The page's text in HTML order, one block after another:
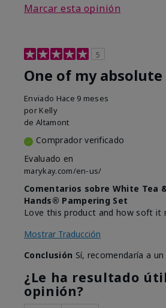
Marcar esta opinión
5
One of my
Enviado Hace 9 meses
por Kelly
de Altamont
Comprador verificado
Evaluado en
marykay.com/en-us/
Comentarios sobre White Tea
Hands® Pampering Set
Love this product and how soft it
Mostrar Traducción
Conclusión Sí, recomendaría a
¿Le ha resultado
opinión?